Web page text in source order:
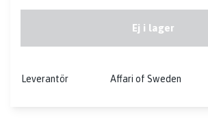
Ej i lager
Leverantör Affari of Sweden